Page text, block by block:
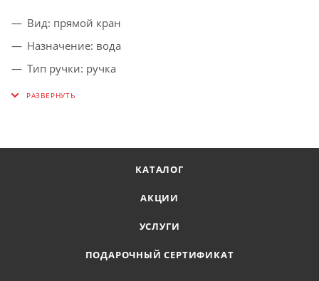
Вид: прямой кран
Назначение: вода
Тип ручки: ручка
Тип арматуры: запорная
КАТАЛОГ
АКЦИИ
УСЛУГИ
ПОДАРОЧНЫЙ СЕРТИФИКАТ